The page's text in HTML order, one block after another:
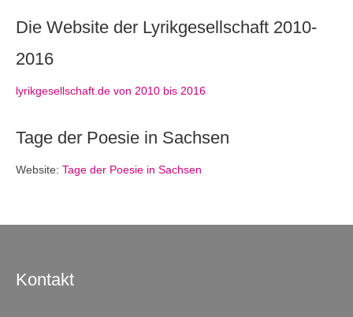
Die Website der Lyrikgesellschaft 2010-
2016
lyrikgesellschaft.de von 2010 bis 2016
Tage der Poesie in Sachsen
Website: Tage der Poesie in Sachsen
Kontakt